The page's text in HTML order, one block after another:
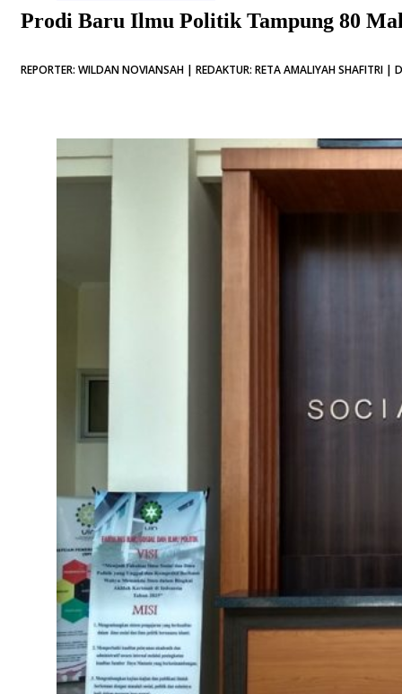
Prodi Baru Ilmu Politik Tampung 80
REPORTER: WILDAN NOVIANSAH | REDAKTUR: RETA AMALIYAH SHAFITRI |